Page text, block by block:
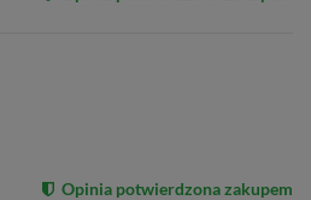
Opinia potwierdzona zakupem